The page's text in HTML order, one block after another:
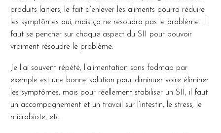
produits laitiers, le fait d’enlever les aliments pourra réduire
les symptômes oui, mais ça ne résoudra pas le problème. Il
faut se pencher sur chaque aspect du SII pour pouvoir
vraiment résoudre le problème.
Je l’ai souvent répété, l’alimentation sans fodmap par
exemple est une bonne solution pour diminuer voire éliminer
les symptômes, mais pour réellement stabiliser un SII, il faut
un accompagnement et un travail sur l’intestin, le stress, le
microbiote, etc.